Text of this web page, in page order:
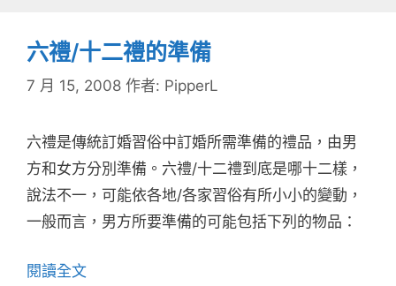
六禮/十二禮的準備
7 月 15, 2008 作者: PipperL
六禮是傳統訂婚習俗中訂婚所需準備的禮品，由男
方和女方分別準備。六禮/十二禮到底是哪十二樣，
說法不一，可能依各地/各家習俗有所小小的變動，
一般而言，男方所要準備的可能包括下列的物品：
閱讀全文